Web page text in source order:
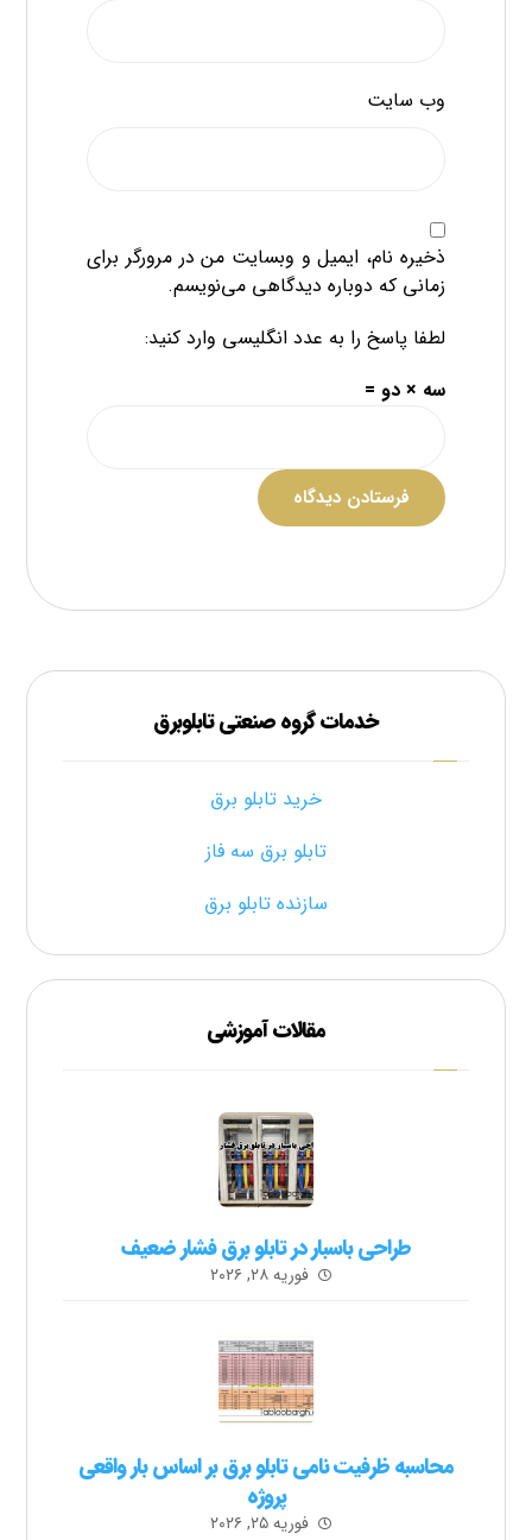
وب‌ سایت
ذخیره نام، ایمیل و وبسایت من در مرورگر برای
زمانی که دوباره دیدگاهی می‌نویسم.
لطفا پاسخ را به عدد انگلیسی وارد کنید:
سه × دو =
فرستادن دیدگاه
خدمات گروه صنعتی تابلوبرق
خرید تابلو برق
تابلو برق سه فاز
سازنده تابلو برق
مقالات آموزشی
طراحی باسبار در تابلو برق فشار ضعیف
فوریه ۲۸, ۲۰۲۶
محاسبه ظرفیت نامی تابلو برق بر اساس بار واقعی
پروژه
فوریه ۲۵, ۲۰۲۶